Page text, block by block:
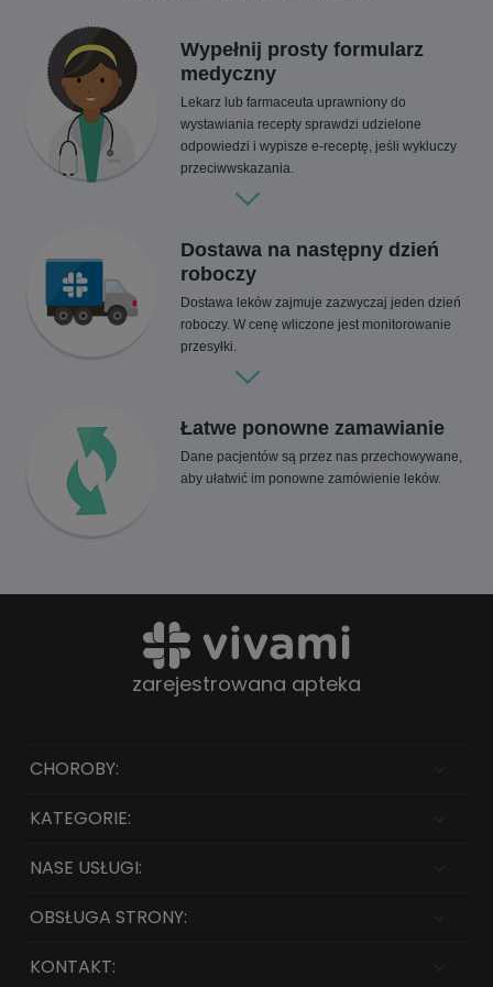
Wypełnij prosty formularz
medyczny
Lekarz lub farmaceuta uprawniony do
wystawiania recepty sprawdzi udzielone
odpowiedzi i wypisze e-receptę, jeśli wykluczy
przeciwwskazania.
Dostawa na następny dzień
roboczy
Dostawa leków zajmuje zazwyczaj jeden dzień
roboczy. W cenę wliczone jest monitorowanie
przesyłki.
Łatwe ponowne zamawianie
Dane pacjentów są przez nas przechowywane,
aby ułatwić im ponowne zamówienie leków.
zarejestrowana apteka
CHOROBY:
KATEGORIE:
NASE USŁUGI:
OBSŁUGA STRONY:
KONTAKT: